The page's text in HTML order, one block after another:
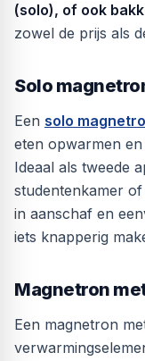
(solo), of ook
zowel de prijs als
Solo
Een solo
eten opwarmen
Ideaal als tweede
studentenkamer
in aanschaf en
iets knapperig
Magnetron
Een magnetron